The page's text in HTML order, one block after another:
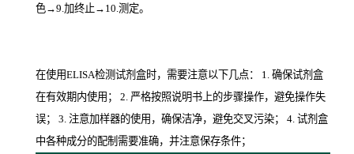
色→9.加终止→10.测定。
在使用ELISA检测试剂盒时，需要注意以下几点： 1. 确保试剂盒
在有效期内使用； 2. 严格按照说明书上的步骤操作，避免操作失
误； 3. 注意加样器的使用，确保洁净，避免交叉污染； 4. 试剂盒
中各种成分的配制需要准确，并注意保存条件；